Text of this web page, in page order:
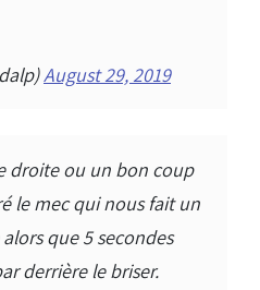
August 29, 2019
droite ou un bon coup
le mec qui nous fait un
que 5 secondes
derrière le briser.